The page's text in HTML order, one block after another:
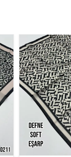
%45 İndirim